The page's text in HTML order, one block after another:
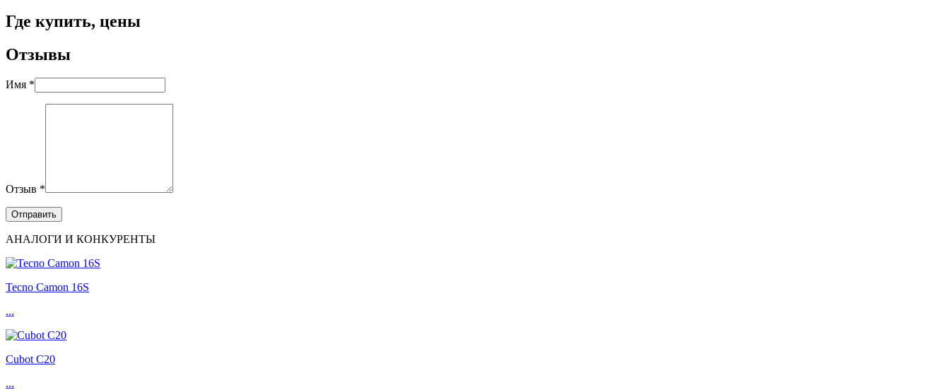
Где купить, цены
Отзывы
Имя *
Отзыв *
АНАЛОГИ И КОНКУРЕНТЫ
Tecno Camon 16S
...
Cubot C20
...